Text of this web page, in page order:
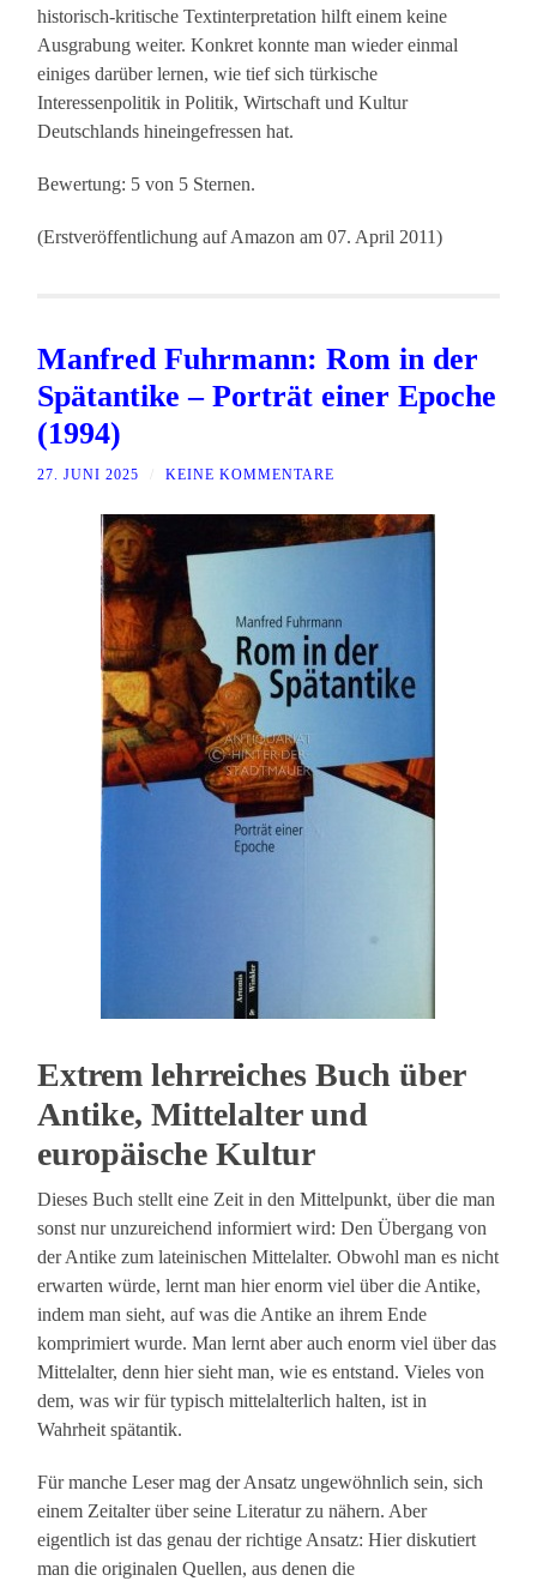
historisch-kritische Textinterpretation hilft einem keine
Ausgrabung weiter. Konkret konnte man wieder einmal
einiges darüber lernen, wie tief sich türkische
Interessenpolitik in Politik, Wirtschaft und Kultur
Deutschlands hineingefressen hat.
Bewertung: 5 von 5 Sternen.
(Erstveröffentlichung auf Amazon am 07. April 2011)
Manfred Fuhrmann: Rom in der
Spätantike – Porträt einer Epoche
(1994)
27. JUNI 2025 KEINE KOMMENTARE
Extrem lehrreiches Buch über
Antike, Mittelalter und
europäische Kultur
Dieses Buch stellt eine Zeit in den Mittelpunkt, über die man
sonst nur unzureichend informiert wird: Den Übergang von
der Antike zum lateinischen Mittelalter. Obwohl man es nicht
erwarten würde, lernt man hier enorm viel über die Antike,
indem man sieht, auf was die Antike an ihrem Ende
komprimiert wurde. Man lernt aber auch enorm viel über das
Mittelalter, denn hier sieht man, wie es entstand. Vieles von
dem, was wir für typisch mittelalterlich halten, ist in
Wahrheit spätantik.
Für manche Leser mag der Ansatz ungewöhnlich sein, sich
einem Zeitalter über seine Literatur zu nähern. Aber
eigentlich ist das genau der richtige Ansatz: Hier diskutiert
man die originalen Quellen, aus denen die